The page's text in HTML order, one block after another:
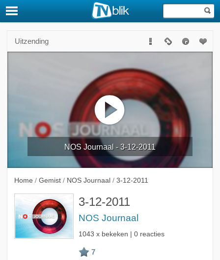
Uitzending
NOS Journaal - 3-12-2011
Home / Gemist / NOS Journaal / 3-12-2011
3-12-2011
NOS Journaal
1043 x bekeken | 0 reacties